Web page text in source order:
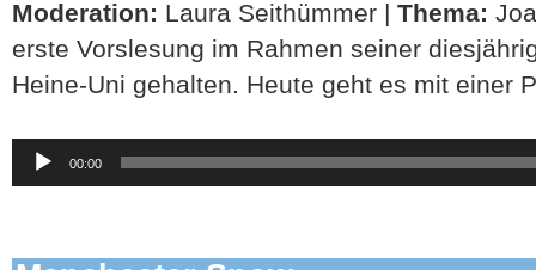
Moderation: Laura Seithümmer | Thema:
erste Vorslesung im Rahmen seiner
Heine-Uni gehalten. Heute geht es mit einer
Audio-
Player
00:00